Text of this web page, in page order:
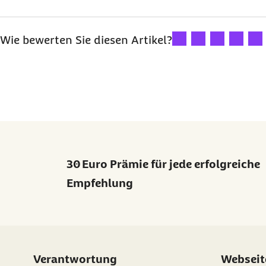
Wie bewerten Sie diesen Artikel?Ihre Bewertung: 1 Stern
Ihre Bewertung: 2
Ihre Ihre Ihre
30 Euro Prämie für jede erfolgreiche
Empfehlung
Verantwortung